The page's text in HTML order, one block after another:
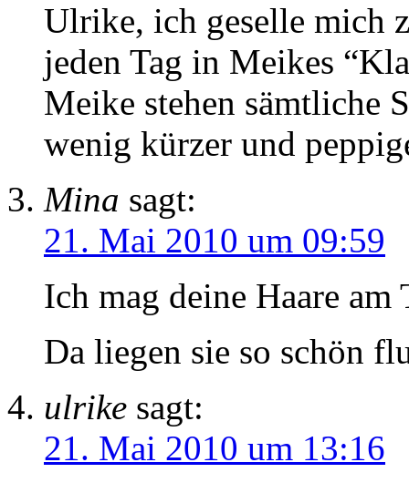
Ulrike, ich geselle mich
jeden Tag in Meikes
Meike stehen sämtliche
wenig kürzer und
Mina sagt:
21. Mai 2010 um 09:59
Ich mag deine Haare am
Da liegen sie so schön
ulrike sagt:
21. Mai 2010 um 13:16